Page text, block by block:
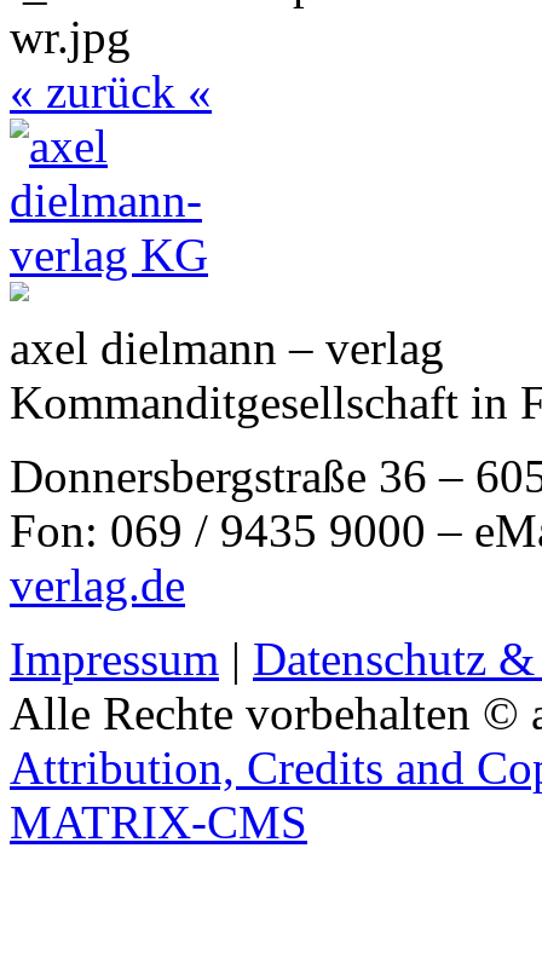
« zurück «
axel dielmann – verlag
Kommanditgesellschaft in
Donnersbergstraße 36 –
Fon: 069 / 9435 9000 –
verlag.de
Impressum | Datenschutz
Alle Rechte vorbehalten ©
Attribution, Credits and
MATRIX-CMS